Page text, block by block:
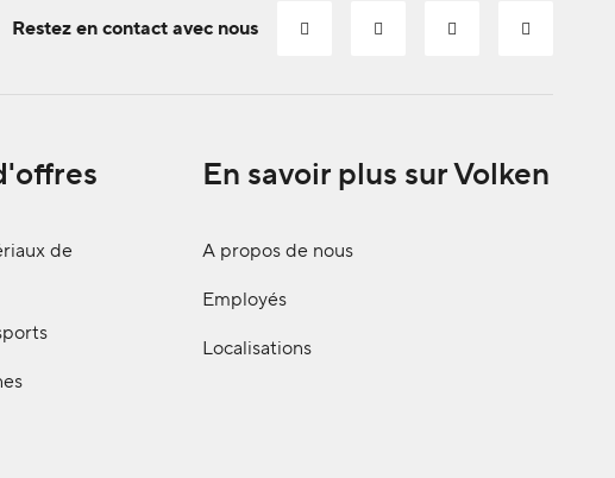
Restez en contact avec nous
de
En savoir plus sur Volken
A propos de nous
Employés
Localisations